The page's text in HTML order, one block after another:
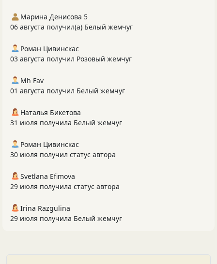
Марина Денисова 5
06 августа получил(а) Белый жемчуг
Роман Цивинскас
03 августа получил Розовый жемчуг
Mh Fav
01 августа получил Белый жемчуг
Наталья Бикетова
31 июля получила Белый жемчуг
Роман Цивинскас
30 июля получил статус автора
Svetlana Efimova
29 июля получила статус автора
Irina Razgulina
29 июля получила Белый жемчуг